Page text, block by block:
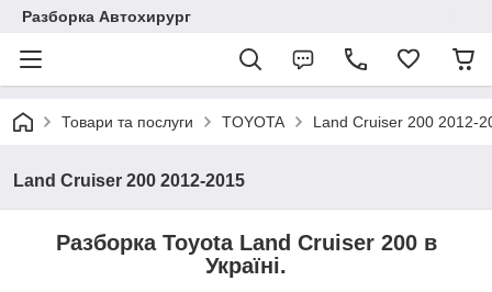
Разборка Автохирург
Товари та послуги TOYOTA Land Cruiser 200 2012-
Land Cruiser 200 2012-2015
Разборка Toyota Land Cruiser 200 в
Україні.